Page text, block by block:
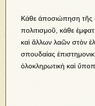
Κάθε ἀποσιώπηση τῆς
πολιτισμοῦ, κάθε
καὶ ἄλλων λαῶν στὸν
σπουδαίας
ὁλοκληρωτικὴ καὶ